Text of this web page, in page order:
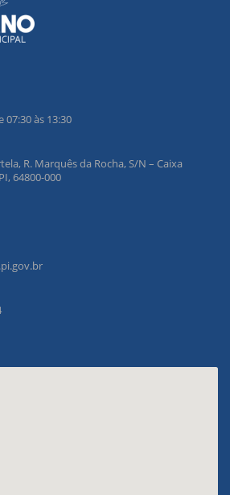
07:30 às 13:30
R. Marquês da Rocha, S/N – Caixa
64800-000